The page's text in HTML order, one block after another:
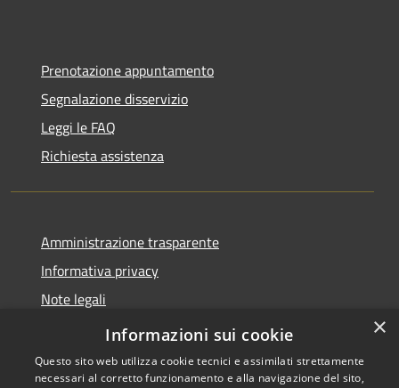
Prenotazione appuntamento
Segnalazione disservizio
Leggi le FAQ
Richiesta assistenza
Amministrazione trasparente
Informativa privacy
Note legali
Dichiarazione di accessibilità
×
Informazioni sui cookie
Questo sito web utilizza cookie tecnici e assimilati strettamente
necessari al corretto funzionamento e alla navigazione del sito,